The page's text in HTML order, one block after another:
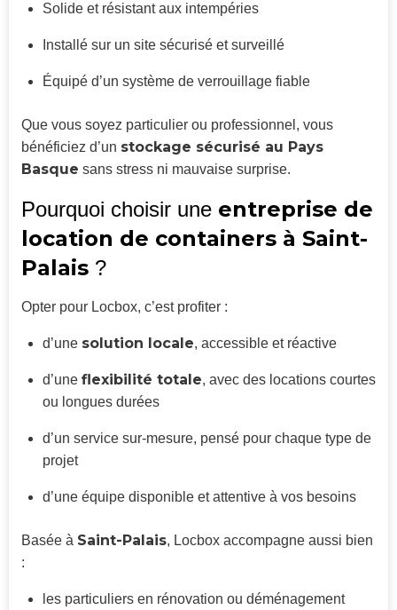
Solide et résistant aux intempéries
Installé sur un site sécurisé et surveillé
Équipé d’un système de verrouillage fiable
Que vous soyez particulier ou professionnel, vous
bénéficiez d’un stockage sécurisé au Pays
Basque sans stress ni mauvaise surprise.
Pourquoi choisir une entreprise de
location de containers à Saint-
Palais ?
Opter pour Locbox, c’est profiter :
d’une solution locale, accessible et réactive
d’une flexibilité totale, avec des locations courtes
ou longues durées
d’un service sur-mesure, pensé pour chaque type de
projet
d’une équipe disponible et attentive à vos besoins
Basée à Saint-Palais, Locbox accompagne aussi bien
:
les particuliers en rénovation ou déménagement